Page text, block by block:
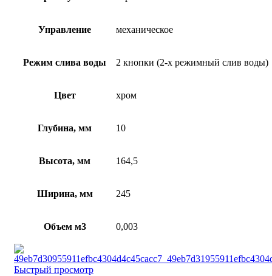
Управление механическое
Режим слива воды 2 кнопки (2-х режимный слив воды)
Цвет хром
Глубина, мм 10
Высота, мм 164,5
Ширина, мм 245
Объем м3 0,003
Быстрый просмотр